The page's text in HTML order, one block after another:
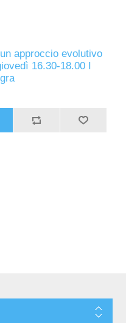
approccio evolutivo
16.30-18.00 I